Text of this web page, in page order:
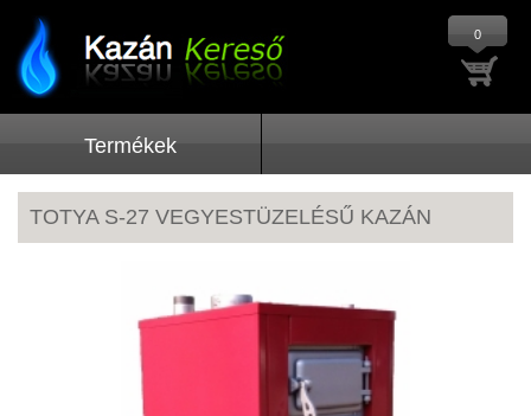
0
Termékek
TOTYA S-27 VEGYESTÜZELÉSŰ KAZÁN